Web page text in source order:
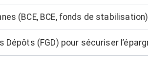
(BCE, BCE, fonds de stabilisation)
Dépôts (FGD) pour sécuriser